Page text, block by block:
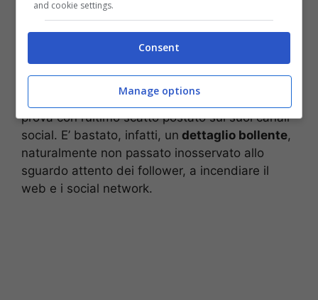
Diletta Leotta, un lato B che fa venire le vertigini (Instagram)-
Insomma, la maternità non offusca
minimamente la sua sensualità. Ne ha dato
prova con l’ultimo scatto postato sui suoi canali
social. E’ bastato, infatti, un dettaglio bollente,
naturalmente non passato inosservato allo
sguardo attento dei follower, a incendiare il
web e i social network.
and cookie settings.
Consent
Manage options